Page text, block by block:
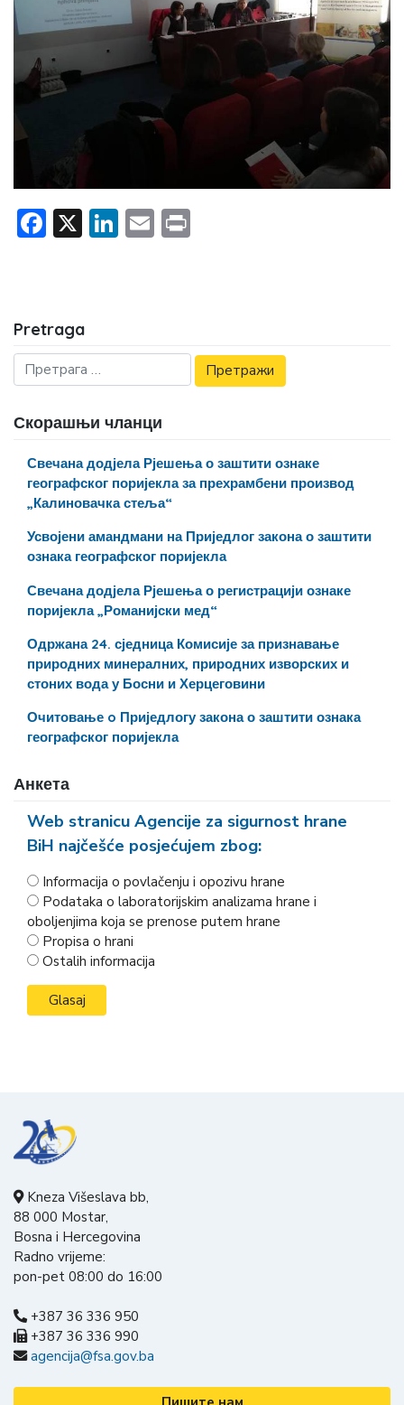
Facebook
X LinkedIn
Email
Pretraga
Скорашњи чланци
Свечана додјела Рјешења о заштити ознаке
географског поријекла за прехрамбени производ
„Калиновачка стеља“
Усвојени амандмани на Приједлог закона о заштити
ознака географског поријекла
Свечана додјела Рјешења о регистрацији ознаке
поријекла „Романијски мед“
Одржана 24. сједница Комисије за признавање
природних минералних, природних изворских и
стоних вода у Босни и Херцеговини
Очитовање o Приједлогу закона о заштити ознака
географског поријекла
Анкета
Web stranicu Agencije za sigurnost hrane
BiH najčešće posjećujem zbog:
Informacija o povlačenju i opozivu hrane
Podataka o laboratorijskim analizama hrane i
oboljenjima koja se prenose putem hrane
Propisa o hrani
Ostalih informacija
Kneza Višeslava bb,
88 000 Mostar,
Bosna i Hercegovina
Radno vrijeme:
pon-pet 08:00 do 16:00
+387 36 336 950
+387 36 336 990
agencija@fsa.gov.ba